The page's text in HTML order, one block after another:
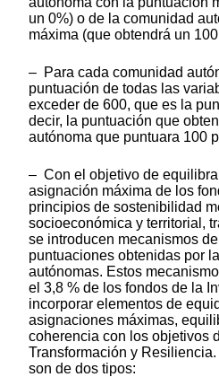
un 0%) o de la comunidad
máxima (que obtendrá un
– Para cada comunidad
puntuación de todas las
exceder de 600, que es la
decir, la puntuación que
autónoma que puntuara 100
– Con el objetivo de
asignación máxima de los
principios de sostenibilidad
socioeconómica y territorial,
se introducen mecanismos
puntuaciones obtenidas por
autónomas. Estos
el 3,8 % de los fondos de la
incorporar elementos de
asignaciones máximas,
coherencia con los objetivos
Transformación y
son de dos tipos: